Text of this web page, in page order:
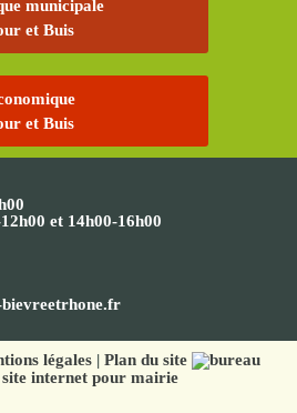
municipale
et Buis
et Buis
et 14h00-16h00
légales| Plan du site
site internet pour mairie